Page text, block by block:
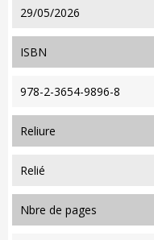
29/05/2026
ISBN
978-2-3654-9896-8
reliure
Relié
nbre de pages